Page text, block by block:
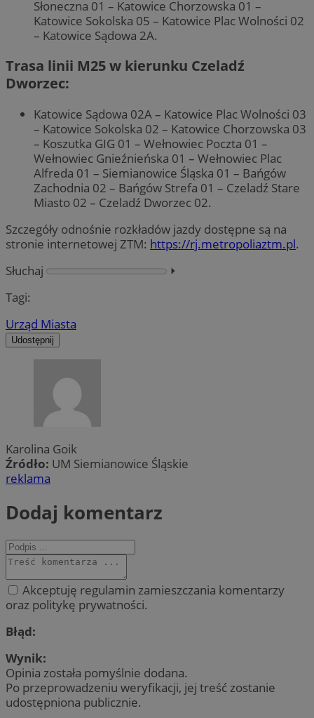
Słoneczna 01 – Katowice Chorzowska 01 –
Katowice Sokolska 05 – Katowice Plac Wolności 02
– Katowice Sądowa 2A.
Trasa linii M25 w kierunku Czeladź
Dworzec:
Katowice Sądowa 02A – Katowice Plac Wolności 03
– Katowice Sokolska 02 – Katowice Chorzowska 03
– Koszutka GIG 01 – Wełnowiec Poczta 01 –
Wełnowiec Gnieźnieńska 01 – Wełnowiec Plac
Alfreda 01 – Siemianowice Śląska 01 – Bańgów
Zachodnia 02 – Bańgów Strefa 01 – Czeladź Stare
Miasto 02 – Czeladź Dworzec 02.
Szczegóły odnośnie rozkładów jazdy dostępne są na
stronie internetowej ZTM: https://rj.metropoliaztm.pl.
Słuchaj
⏵︎
Tagi:
Urząd Miasta
Udostępnij
Karolina Goik
Źródło: UM Siemianowice Śląskie
reklama
Dodaj komentarz
Akceptuję regulamin zamieszczania komentarzy
oraz politykę prywatności.
Błąd:
Wynik:
Opinia została pomyślnie dodana.
Po przeprowadzeniu weryfikacji, jej treść zostanie
udostępniona publicznie.